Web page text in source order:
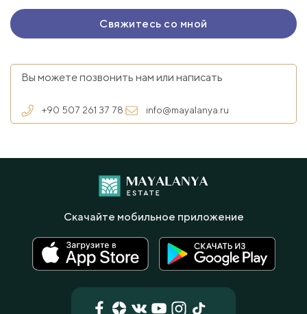
Вы можете позвонить нам или написать
+90 507 261 37 78 info@mayalanya.ru
Скачайте мобильное приложение